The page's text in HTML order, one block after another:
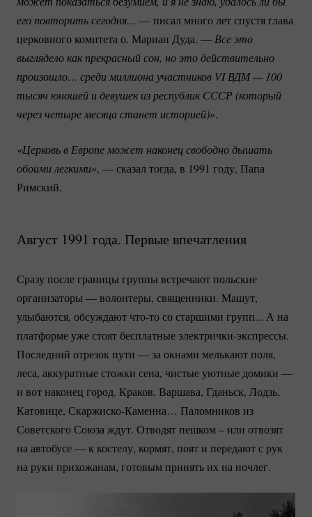
его повторить сегодня… — писал много лет спустя глава
церковного комитета о. Мариан Дуда. — Все это
выглядело как прекрасный сон, но это действительно
произошло… среди миллиона участников VI ВДМ — 100
тысяч юношей и девушек из республик СССР (который
через четыре месяца станет историей)».
«Церковь в Европе может наконец свободно дышать
обоими легкими», — сказал тогда, в 1991 году, Папа
Римский.
Август 1991 года. Первые впечатления
Сразу после границы группы встречают польские
организаторы — волонтеры, священники. Машут,
улыбаются, обсуждаютчто-тосо старшими групп... А на
платформе уже стоят бесплатные электрички-экспрессы.
Последний отрезок пути — за окнами мелькают поля,
леса, аккуратные стожки сена, чистые уютные домики —
и вот наконец город. Краков, Варшава, Гданьск, Лодзь,
Катовице, Скаржиско-Каменна… Паломников из
Советского Союза ждут. Отводят пешком – или отвозят
на автобусе — к костелу, кормят, поят и передают с рук
на руки прихожанам, готовым принять их на ночлег.